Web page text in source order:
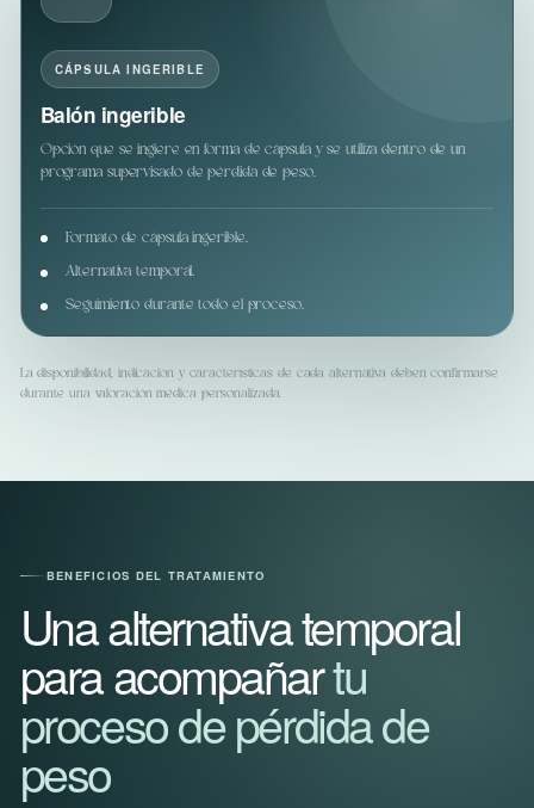
CÁPSULA INGERIBLE
Balón ingerible
Opción que se ingiere en forma de cápsula y se utiliza dentro de un
programa supervisado de pérdida de peso.
Formato de cápsula ingerible.
Alternativa temporal.
Seguimiento durante todo el proceso.
La disponibilidad, indicación y características de cada alternativa deben confirmarse
durante una valoración médica personalizada.
BENEFICIOS DEL TRATAMIENTO
Una alternativa temporal
para acompañartu
proceso de pérdida de
peso